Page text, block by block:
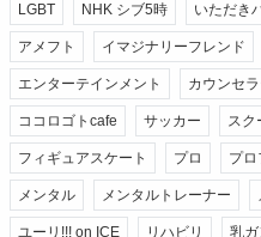
LGBT NHK シブ5時 いただき
アメフト イマジナリーフレンド
エンターテインメント カウンセ
ココロゴトcafe サッカー スク
フィギュアスケート プロ プ
メンタル メンタルトレーナー
ユーリ!!! on ICE リハビリ 乳ガ